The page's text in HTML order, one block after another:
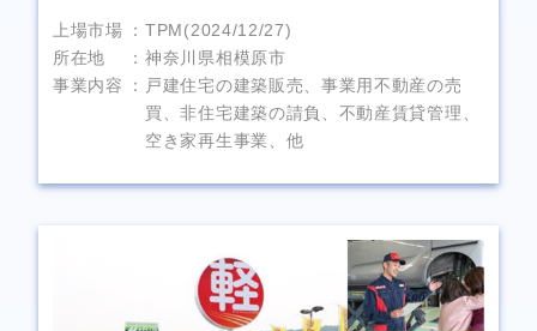
上場市場
TPM(2024/12/27)
所在地
神奈川県相模原市
事業内容
戸建住宅の建築販売、事業用不動産の売
買、非住宅建築の請負、不動産賃貸管理、
空き家再生事業、他